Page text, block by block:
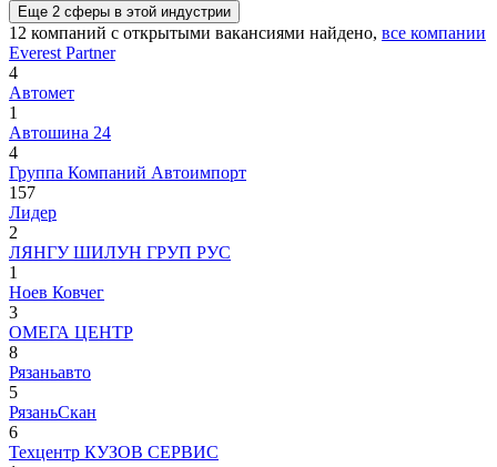
Еще 2 сферы в этой индустрии
12 компаний с открытыми вакансиями найдено, все компании
Everest Partner
4
Автомет
1
Автошина 24
4
Группа Компаний Автоимпорт
157
Лидер
2
ЛЯНГУ ШИЛУН ГРУП РУС
1
Ноев Ковчег
3
ОМЕГА ЦЕНТР
8
Рязаньавто
5
РязаньСкан
6
Техцентр КУЗОВ СЕРВИС